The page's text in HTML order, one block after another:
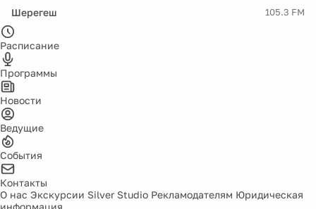
Шерегеш 105.3 FM
Расписание
Программы
Новости
Ведущие
События
Контакты
О нас Экскурсии Silver Studio Рекламодателям Юридическая
информация